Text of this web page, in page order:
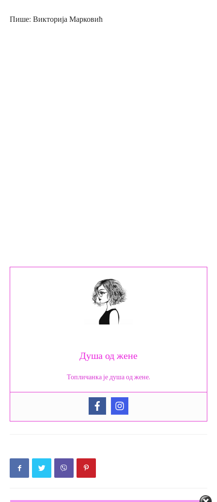
Пише: Викторија Марковић
Душа од жене
Топличанка је душа од жене.